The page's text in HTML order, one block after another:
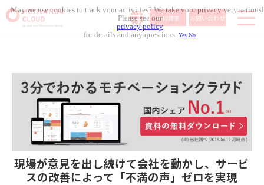
資料請求 お問い合わせ
料金体系
無料セミナー
お役立ち資料
コラム記事
組織人事メディア
現場が意見を出し続けて会社を動かし、サービ
スの改善によって「不満の声」ゼロを実現
May we use cookies to track your activities? We take your privacy very
Please see our
privacy policy
for details and any questions.Yes No